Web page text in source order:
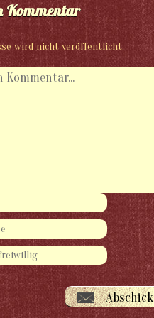
Kommentar
wird nicht veröffentlicht.